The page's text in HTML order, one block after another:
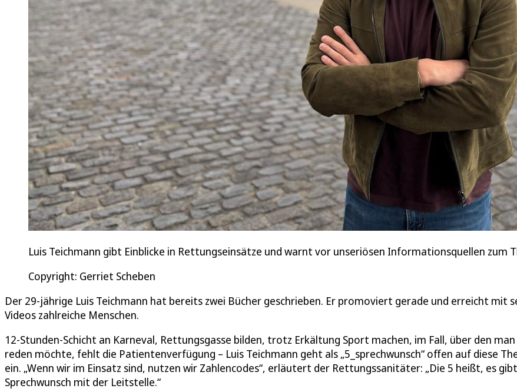
Luis Teichmann gibt Einblicke in Rettungseinsätze und warnt vor unseriösen Informationsquellen zum
Copyright: Gerriet Scheben
Der 29-jährige Luis Teichmann hat bereits zwei Bücher geschrieben. Er promoviert gerade und erreicht mit
Videos zahlreiche Menschen.
12-Stunden-Schicht an Karneval, Rettungsgasse bilden, trotz Erkältung Sport machen, im Fall, über den
reden möchte, fehlt die Patientenverfügung – Luis Teichmann geht als „5_sprechwunsch“ offen auf diese
ein. „Wenn wir im Einsatz sind, nutzen wir Zahlencodes“, erläutert der Rettungssanitäter: „Die 5 heißt, es
Sprechwunsch mit der Leitstelle.“